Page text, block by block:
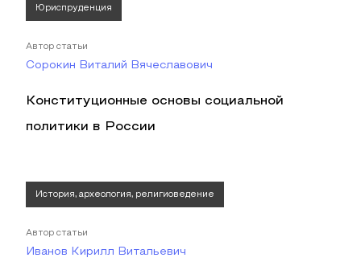
Юриспруденция
Автор статьи
Cорокин Виталий Вячеславович
Конституционные основы социальной
политики в России
История, археология, религиоведение
Автор статьи
Иванов Кирилл Витальевич